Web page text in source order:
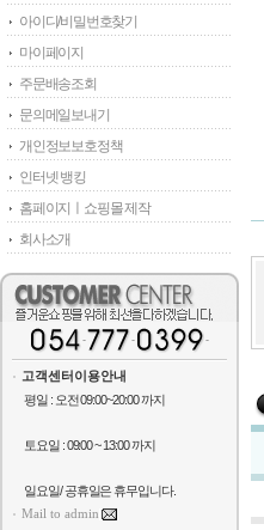
아이디/비밀번호찾기
마이페이지
주문배송조회
문의메일보내기
개인정보보호정책
인터넷 뱅킹
홈페이지ㅣ쇼핑몰 제작
회사소개
고객센터이용안내
평일 : 오전 09:00~20:00 까지
토요일 : 09:00 ~ 13:00 까지
일요일/ 공휴일은 휴무입니다.
Mail to admin